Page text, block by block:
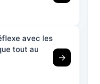
avec les
tout au
→